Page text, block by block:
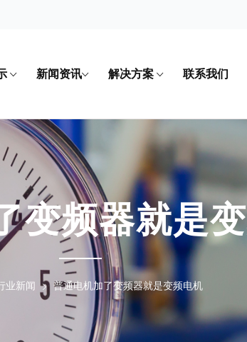
新闻资讯 解决方案 联系我们
变频器就是
业新闻 普通电机加了变频器就是变频电机